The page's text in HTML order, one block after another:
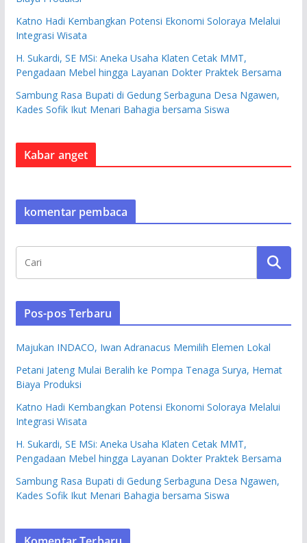
Katno Hadi Kembangkan Potensi Ekonomi Soloraya Melalui
Integrasi Wisata
H. Sukardi, SE MSi: Aneka Usaha Klaten Cetak MMT,
Pengadaan Mebel hingga Layanan Dokter Praktek Bersama
Sambung Rasa Bupati di Gedung Serbaguna Desa Ngawen,
Kades Sofik Ikut Menari Bahagia bersama Siswa
Kabar anget
komentar pembaca
Pos-pos Terbaru
Majukan INDACO, Iwan Adranacus Memilih Elemen Lokal
Petani Jateng Mulai Beralih ke Pompa Tenaga Surya, Hemat
Biaya Produksi
Katno Hadi Kembangkan Potensi Ekonomi Soloraya Melalui
Integrasi Wisata
H. Sukardi, SE MSi: Aneka Usaha Klaten Cetak MMT,
Pengadaan Mebel hingga Layanan Dokter Praktek Bersama
Sambung Rasa Bupati di Gedung Serbaguna Desa Ngawen,
Kades Sofik Ikut Menari Bahagia bersama Siswa